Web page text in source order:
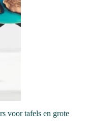
voor tafels en grote